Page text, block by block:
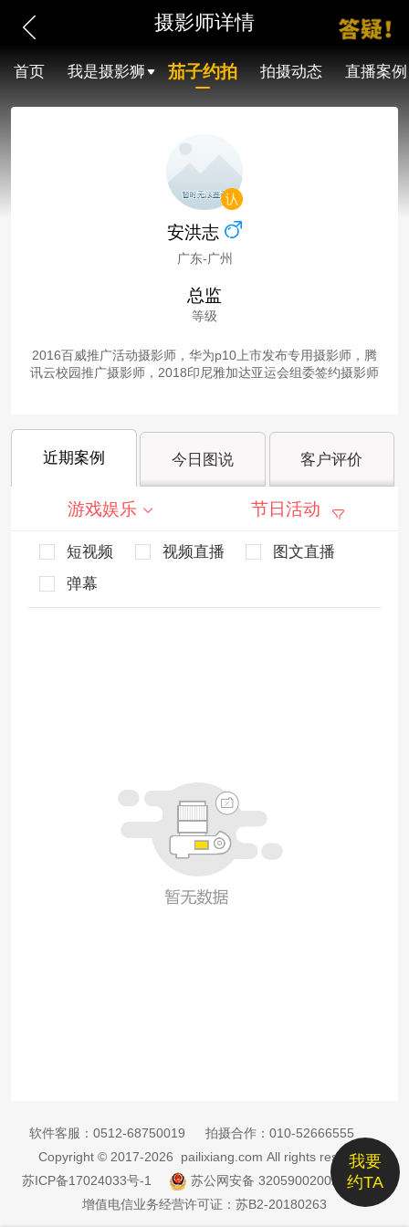
摄影师详情
首页 我是摄影狮 茄子约拍 拍摄动态 直播案例
安洪志
广东-广州
总监
等级
2016百威推广活动摄影师，华为p10上市发布专用摄影师，腾
讯云校园推广摄影师，2018印尼雅加达亚运会组委签约摄影师
近期案例 今日图说 客户评价
游戏娱乐 节日活动
短视频 视频直播
图文直播
弹幕
我要
约TA
软件客服： 0512-68750019 拍摄合作： 010-52666555
Copyright © 2017-2026 pailixiang.com All rights reserved
苏ICP备17024033号-1
苏公网安备 32059002002885号
增值电信业务经营许可证：苏B2-20180263